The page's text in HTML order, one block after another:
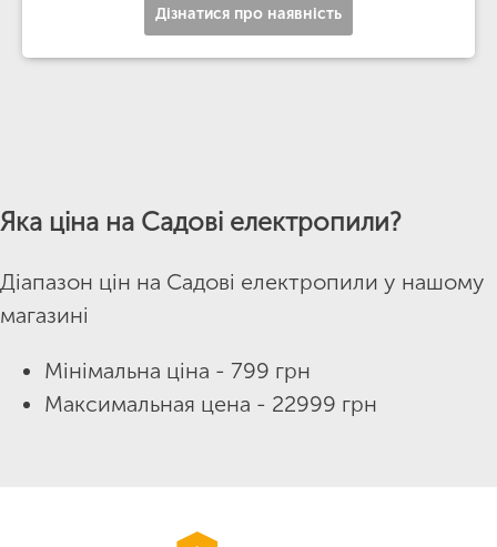
Дізнатися про наявність
Яка ціна на Садові електропили?
Діапазон цін на Садові електропили у нашому
магазині
Мінімальна ціна - 799 грн
Максимальная цена - 22999 грн